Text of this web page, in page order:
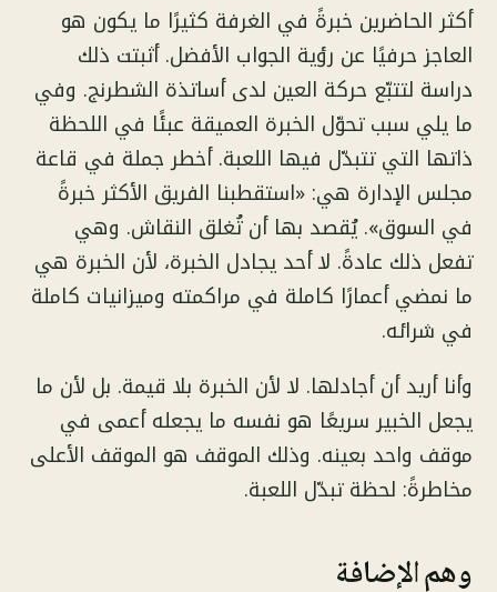
أكثر الحاضرين خبرةً في الغرفة كثيرًا ما يكون هو
العاجز حرفيًا عن رؤية الجواب الأفضل. أثبتت ذلك
دراسة لتتبّع حركة العين لدى أساتذة الشطرنج. وفي
ما يلي سبب تحوّل الخبرة العميقة عبئًا في اللحظة
ذاتها التي تتبدّل فيها اللعبة. أخطر جملة في قاعة
مجلس الإدارة هي: «استقطبنا الفريق الأكثر خبرةً
في السوق». يُقصد بها أن تُغلق النقاش. وهي
تفعل ذلك عادةً. لا أحد يجادل الخبرة، لأن الخبرة هي
ما نمضي أعمارًا كاملة في مراكمته وميزانيات كاملة
في شرائه.
وأنا أريد أن أجادلها. لا لأن الخبرة بلا قيمة. بل لأن ما
يجعل الخبير سريعًا هو نفسه ما يجعله أعمى في
موقف واحد بعينه. وذلك الموقف هو الموقف الأعلى
مخاطرةً: لحظة تبدّل اللعبة.
وهم الإضافة